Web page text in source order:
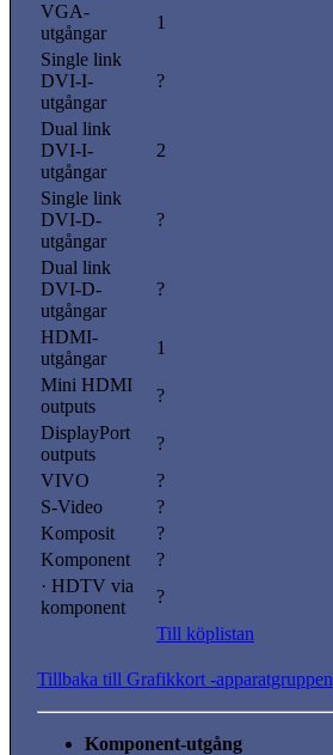
VGA-
utgångar
1
Single link
DVI-I-
utgångar
?
Dual link
DVI-I-
utgångar
2
Single link
DVI-D-
utgångar
?
Dual link
DVI-D-
utgångar
?
HDMI-
utgångar
1
Mini HDMI
outputs
?
DisplayPort
outputs
?
VIVO
?
S-Video
?
Komposit
?
Komponent
?
· HDTV via
komponent
?
Till köplistan
Tillbaka till Grafikkort -apparatgruppen
Komponent-utgång